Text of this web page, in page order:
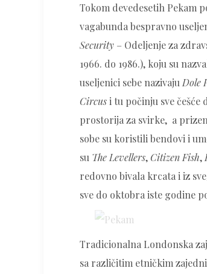
Tokom devedesetih Pekam
vagabunda bespravno
Security – Odeljenje za
1966. do 1986.), koju su
useljenici sebe nazivaju Dole
Circusi tu počinju sve češće
prostorija za svirke, a
sobe su koristili bendovi i
su The Levellers,Citizen Fish,
redovno bivala krcata i iz
sve do oktobra iste godine
Tradicionalna Londonska
sa različitim etničkim